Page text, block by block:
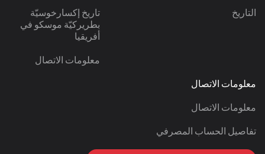
التاريخ
تاريخ إكسارخوسيّة
بطريركيّة موسكو في
أفريقيا
معلومات الاتصال
معلومات الاتصال
معلومات الاتصال
تفاصيل الحساب المصرفي